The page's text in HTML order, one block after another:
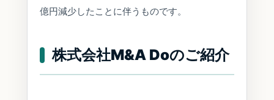
億円減少したことに伴うものです。
株式会社M&A Doのご紹介